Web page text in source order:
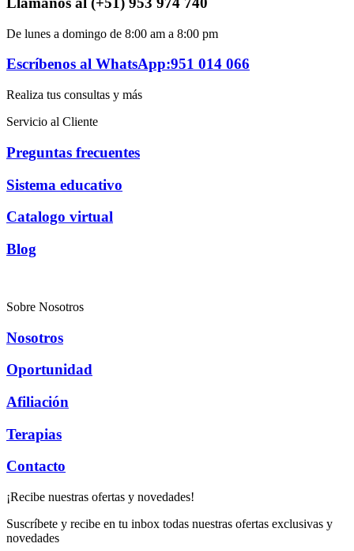
De lunes a domingo de 8:00 am a 8:00 pm
Escríbenos al WhatsApp:951 014 066
Realiza tus consultas y más
Servicio al Cliente
Preguntas frecuentes
Sistema educativo
Catalogo virtual
Blog
Sobre Nosotros
Nosotros
Oportunidad
Afiliación
Terapias
Contacto
¡Recibe nuestras ofertas y novedades!
Suscríbete y recibe en tu inbox todas nuestras ofertas exclusivas y
novedades